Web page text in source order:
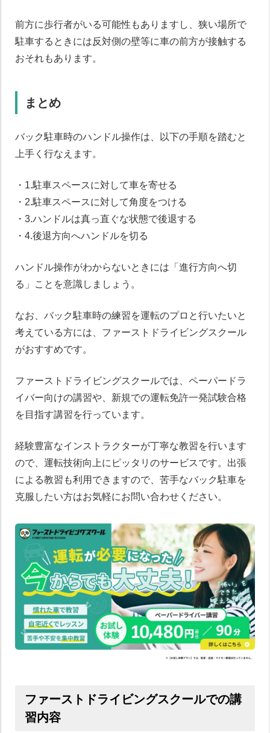
前方に歩行者がいる可能性もありますし、狭い場所で
駐車するときには反対側の壁等に車の前方が接触する
おそれもあります。
まとめ
バック駐車時のハンドル操作は、以下の手順を踏むと
上手く行なえます。
・1.駐車スペースに対して車を寄せる
・2.駐車スペースに対して角度をつける
・3.ハンドルは真っ直ぐな状態で後退する
・4.後退方向へハンドルを切る
ハンドル操作がわからないときには「進行方向へ切
る」ことを意識しましょう。
なお、バック駐車時の練習を運転のプロと行いたいと
考えている方には、ファーストドライビングスクール
がおすすめです。
ファーストドライビングスクールでは、ペーパードラ
イバー向けの講習や、新規での運転免許一発試験合格
を目指す講習を行っています。
経験豊富なインストラクターが丁寧な教習を行います
ので、運転技術向上にピッタリのサービスです。出張
による教習も利用できますので、苦手なバック駐車を
克服したい方はお気軽にお問い合わせください。
ファーストドライビングスクールでの講
習内容